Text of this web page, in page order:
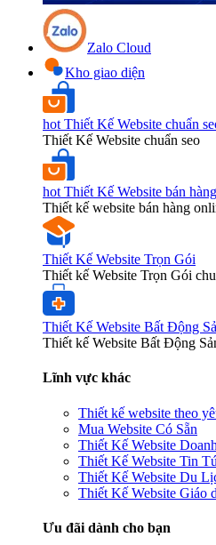
Zalo Cloud
Kho giao diện
hot Thiết Kế Website chuẩn
Thiết Kế Website chuẩn seo
hot Thiết Kế Website bán hàng
Thiết kế website bán hàng
Thiết Kế Website Trọn Gói
Thiết kế Website Trọn Gói
Thiết Kế Website Bất Động
Thiết kế Website Bất Động
Lĩnh vực khác
Thiết kế website theo
Mua Website Có Sẵn
Thiết Kế Website
Thiết Kế Website Tin
Thiết Kế Website Du
Thiết Kế Website Giáo
Ưu đãi dành cho bạn